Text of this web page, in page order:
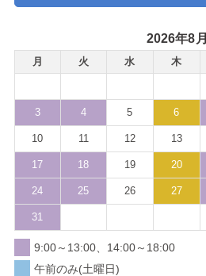
2026年8月
月 火 水 木
3 4 5 6
10 11 12 13
17 18 19 20
24 25 26 27
31
9:00～13:00、14:00～18:00
午前のみ(土曜日)